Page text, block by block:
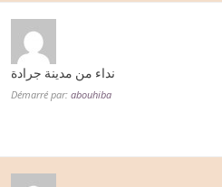
نداء من مدينة جرادة
Démarré par: abouhiba